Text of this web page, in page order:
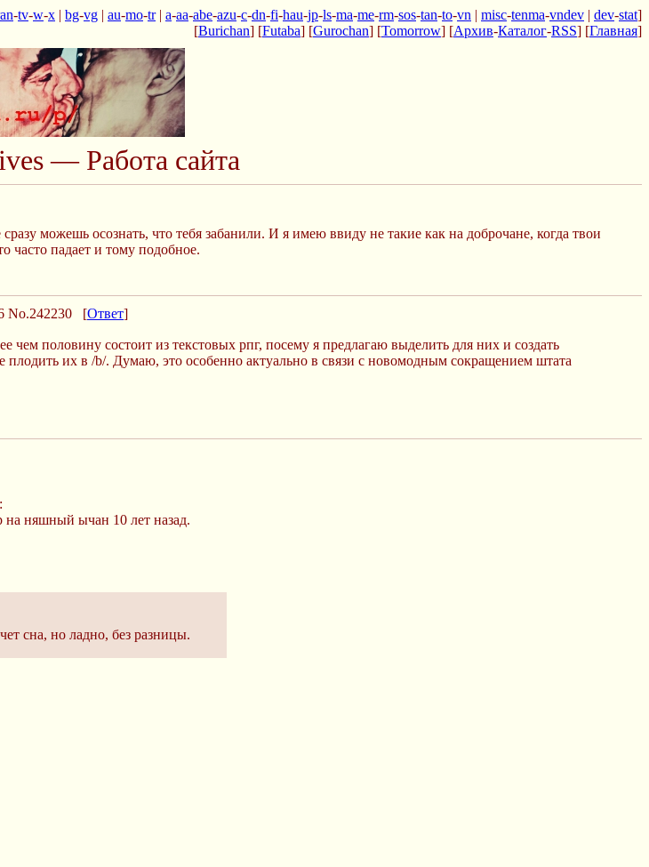
-tv-w-x | bg-vg | au-mo-tr| a-aa-abe-azu-c-dn-fi-hau-jp-ls-ma-me-rm-sos-tan-to-vn | misc-tenma-vndev | dev-stat]
[Burichan] [Futaba] [Gurochan] [Tomorrow] [Архив-Каталог-RSS] [Главная]
— Работа сайта
можешь осознать, что тебя забанили. И я имею ввиду не такие как на доброчане, когда твои
часто падает и тому подобное.
No.242230 [Ответ]
чем половину состоит из текстовых рпг, посему я предлагаю выделить для них и создать
их в /b/. Думаю, это особенно актуально в связи с новомодным сокращением штата
на няшный ычан 10 лет назад.
сна, но ладно, без разницы.